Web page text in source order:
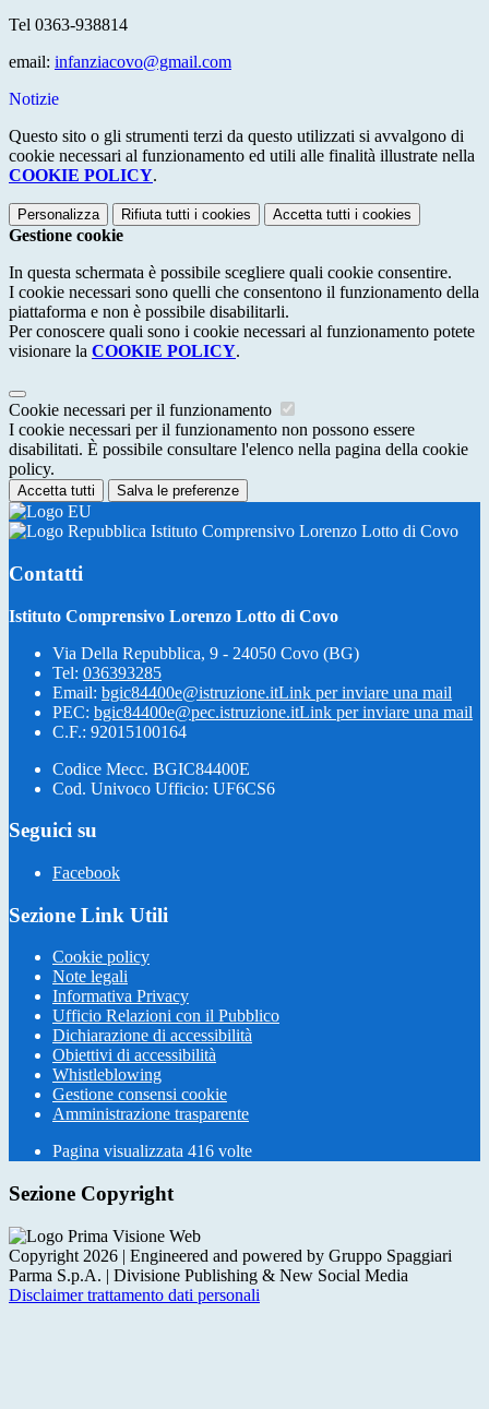
Tel 0363-938814
email: infanziacovo@gmail.com
Notizie
Questo sito o gli strumenti terzi da questo utilizzati si avvalgono di
cookie necessari al funzionamento ed utili alle finalità illustrate nella
COOKIE POLICY.
Personalizza Rifiuta tutti i cookies Accetta tutti i cookies
Gestione cookie
In questa schermata è possibile scegliere quali cookie consentire.
I cookie necessari sono quelli che consentono il funzionamento della
piattaforma e non è possibile disabilitarli.
Per conoscere quali sono i cookie necessari al funzionamento potete
visionare la COOKIE POLICY.
Cookie necessari per il funzionamento
I cookie necessari per il funzionamento non possono essere
disabilitati. È possibile consultare l'elenco nella pagina della cookie
policy.
Accetta tutti Salva le preferenze
Istituto Comprensivo Lorenzo Lotto di Covo
Contatti
Istituto Comprensivo Lorenzo Lotto di Covo
Via Della Repubblica, 9 - 24050 Covo (BG)
Tel: 036393285
Email: bgic84400e@istruzione.itLink per inviare una mail
PEC: bgic84400e@pec.istruzione.itLink per inviare una mail
C.F.: 92015100164
Codice Mecc. BGIC84400E
Cod. Univoco Ufficio: UF6CS6
Seguici su
Facebook
Sezione Link Utili
Cookie policy
Note legali
Informativa Privacy
Ufficio Relazioni con il Pubblico
Dichiarazione di accessibilità
Obiettivi di accessibilità
Whistleblowing
Gestione consensi cookie
Amministrazione trasparente
Pagina visualizzata 416 volte
Sezione Copyright
Copyright 2026 | Engineered and powered by Gruppo Spaggiari
Parma S.p.A. | Divisione Publishing & New Social Media
Disclaimer trattamento dati personali